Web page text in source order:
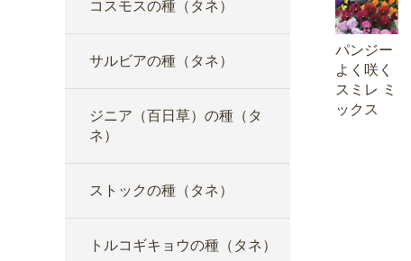
コスモスの種（タネ）
サルビアの種（タネ）
ジニア（百日草）の種（タ
ネ）
ストックの種（タネ）
トルコギキョウの種（タネ）
パンジー
よく咲く
スミレ ミ
ックス